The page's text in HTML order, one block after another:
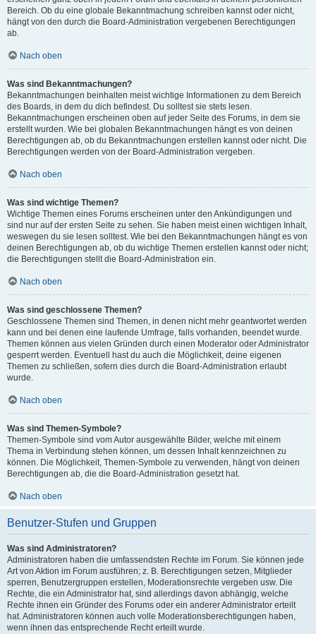
Bereich. Ob du eine globale Bekanntmachung schreiben kannst oder nicht,
hängt von den durch die Board-Administration vergebenen Berechtigungen
ab.
Nach oben
Was sind Bekanntmachungen?
Bekanntmachungen beinhalten meist wichtige Informationen zu dem Bereich
des Boards, in dem du dich befindest. Du solltest sie stets lesen.
Bekanntmachungen erscheinen oben auf jeder Seite des Forums, in dem sie
erstellt wurden. Wie bei globalen Bekanntmachungen hängt es von deinen
Berechtigungen ab, ob du Bekanntmachungen erstellen kannst oder nicht. Die
Berechtigungen werden von der Board-Administration vergeben.
Nach oben
Was sind wichtige Themen?
Wichtige Themen eines Forums erscheinen unter den Ankündigungen und
sind nur auf der ersten Seite zu sehen. Sie haben meist einen wichtigen Inhalt,
weswegen du sie lesen solltest. Wie bei den Bekanntmachungen hängt es von
deinen Berechtigungen ab, ob du wichtige Themen erstellen kannst oder nicht;
die Berechtigungen stellt die Board-Administration ein.
Nach oben
Was sind geschlossene Themen?
Geschlossene Themen sind Themen, in denen nicht mehr geantwortet werden
kann und bei denen eine laufende Umfrage, falls vorhanden, beendet wurde.
Themen können aus vielen Gründen durch einen Moderator oder Administrator
gesperrt werden. Eventuell hast du auch die Möglichkeit, deine eigenen
Themen zu schließen, sofern dies durch die Board-Administration erlaubt
wurde.
Nach oben
Was sind Themen-Symbole?
Themen-Symbole sind vom Autor ausgewählte Bilder, welche mit einem
Thema in Verbindung stehen können, um dessen Inhalt kennzeichnen zu
können. Die Möglichkeit, Themen-Symbole zu verwenden, hängt von deinen
Berechtigungen ab, die die Board-Administration gesetzt hat.
Nach oben
Benutzer-Stufen und Gruppen
Was sind Administratoren?
Administratoren haben die umfassendsten Rechte im Forum. Sie können jede
Art von Aktion im Forum ausführen; z. B. Berechtigungen setzen, Mitglieder
sperren, Benutzergruppen erstellen, Moderationsrechte vergeben usw. Die
Rechte, die ein Administrator hat, sind allerdings davon abhängig, welche
Rechte ihnen ein Gründer des Forums oder ein anderer Administrator erteilt
hat. Administratoren können auch volle Moderationsberechtigungen haben,
wenn ihnen das entsprechende Recht erteilt wurde.